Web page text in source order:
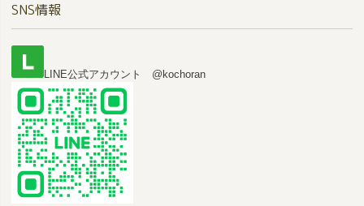
ップ
SNS情報
LINE公式アカウント @kochoran